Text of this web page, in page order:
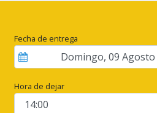
Fecha de entrega
Domingo,09 Agosto
Hora de dejar